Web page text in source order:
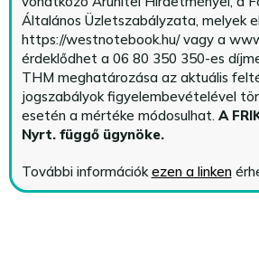
Általános Üzletszabályzata, melyek
https://westnotebook.hu/vagy a
érdeklődhet a 06 80 350 350-es
THM meghatározása az aktuális
jogszabályok figyelembevételével
esetén a mértéke módosulhat. A
Nyrt. függő ügynöke.
További információk ezen a linken